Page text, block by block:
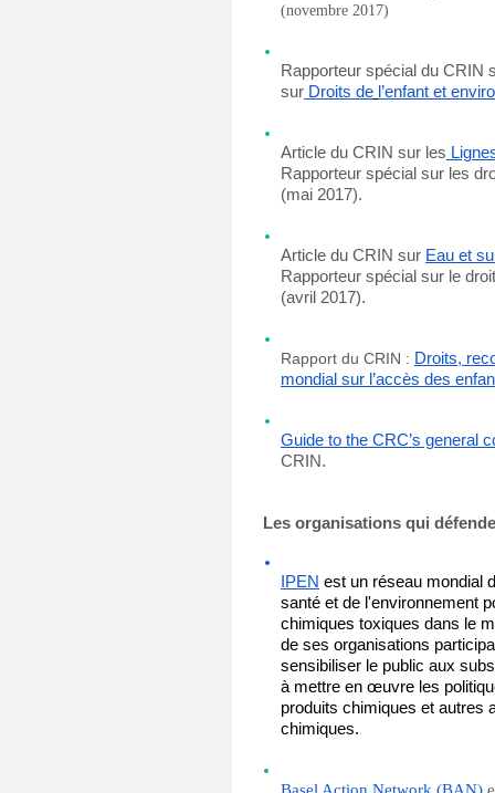
(novembre 2017)
Rapporteur spécial du CRIN
sur Droits de l’enfant et
Article du CRIN sur les
Rapporteur spécial sur les
(mai 2017).
Article du CRIN sur Eau et
Rapporteur spécial sur le
(avril 2017).
Rapport du CRIN : Droits,
mondial sur l’accès des
Guide to the CRC’s general
CRIN.
Les organisations qui
IPEN est un réseau mondial
santé et de l'environnement
chimiques toxiques dans le
de ses organisations
sensibiliser le public aux
à mettre en œuvre les
produits chimiques et autres
chimiques.